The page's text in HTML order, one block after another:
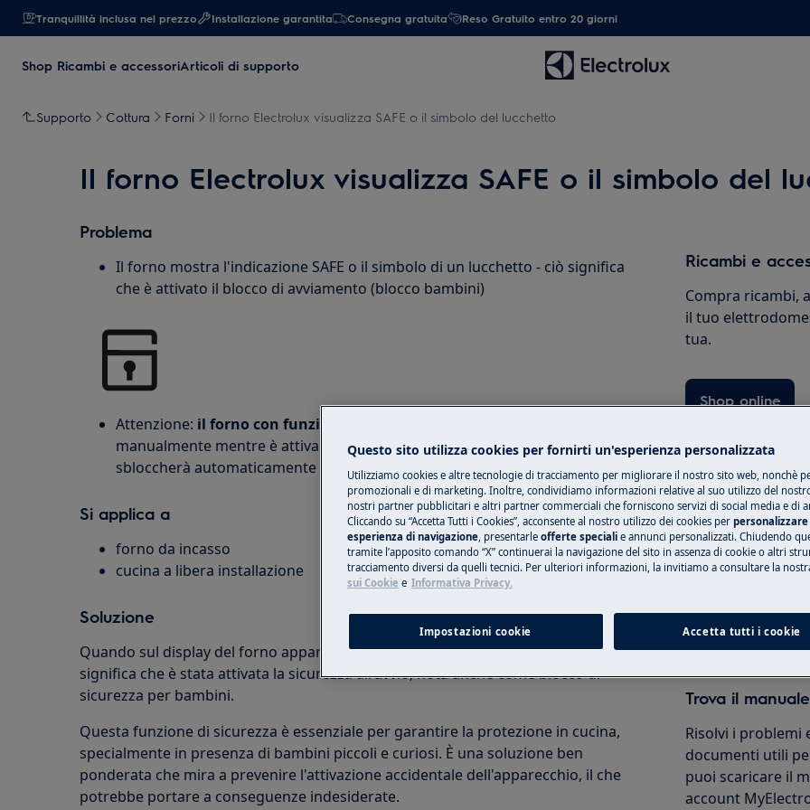
Tranquillità inclusa nel prezzo Installazione garantita Consegna gratuita Reso Gratuito entro 20 giorni
Shop Ricambi e accessoriArticoli di supporto
Supporto Cottura Forni Il forno Electrolux visualizza SAFE o il simbolo del lucchetto
Il forno Electrolux visualizza SAFE o il simbolo del
Problema
Il forno mostra l'indicazione SAFE o il simbolo di un lucchetto - ciò significa
che è attivato il blocco di avviamento (blocco bambini)
Attenzione: il forno con funzione pirolitica
manualmente mentre è attiva la modalità di pulizia automatica. Il forno si
sbloccherà automaticamente al termine del programma.
Si applica a
forno da incasso
cucina a libera installazione
Soluzione
Quando sul display del forno appare l'indicazione SAFE o il simbolo di un lucchetto,
significa che è stata attivata la sicurezza all'avvio, nota anche come blocco di
sicurezza per bambini.
Questa funzione di sicurezza è essenziale per garantire la protezione in cucina,
specialmente in presenza di bambini piccoli e curiosi. È una soluzione ben
ponderata che mira a prevenire l'attivazione accidentale dell'apparecchio, il che
potrebbe portare a conseguenze indesiderate.
Ricambi e
Compra ricambi,
il tuo
tua.
Shop online
Prenota una
Ripara il tuo
nostri centri
Trova il
Risolvi i problemi
documenti utili
puoi scaricare il
account
Questo sito utilizza cookies per fornirti un'esperienza personalizzata
Utilizziamo cookies e altre tecnologie di tracciamento per migliorare il nostro sito web, nonchè
promozionali e di marketing. Inoltre, condividiamo informazioni relative al suo utilizzo del
nostri partner pubblicitari e altri partner commerciali che forniscono servizi di social media e di
Cliccando su “Accetta Tutti i Cookies”, acconsente al nostro utilizzo dei cookies per personalizzare
esperienza di navigazione, presentarle offerte speciali e annunci personalizzati. Chiudendo
tramite l’apposito comando “X” continuerai la navigazione del sito in assenza di cookie o altri
tracciamento diversi da quelli tecnici. Per ulteriori informazioni, la invitiamo a consultare la
sui Cookie e Informativa Privacy.
Impostazioni cookie Accetta tutti i cookie